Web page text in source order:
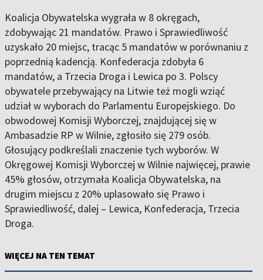
Koalicja Obywatelska wygrała w 8 okręgach,
zdobywając 21 mandatów. Prawo i Sprawiedliwość
uzyskało 20 miejsc, tracąc 5 mandatów w porównaniu z
poprzednią kadencją. Konfederacja zdobyła 6
mandatów, a Trzecia Droga i Lewica po 3. Polscy
obywatele przebywający na Litwie też mogli wziąć
udział w wyborach do Parlamentu Europejskiego. Do
obwodowej Komisji Wyborczej, znajdującej się w
Ambasadzie RP w Wilnie, zgłosiło się 279 osób.
Głosujący podkreślali znaczenie tych wyborów. W
Okręgowej Komisji Wyborczej w Wilnie najwięcej, prawie
45% głosów, otrzymała Koalicja Obywatelska, na
drugim miejscu z 20% uplasowało się Prawo i
Sprawiedliwość, dalej – Lewica, Konfederacja, Trzecia
Droga.
WIĘCEJ NA TEN TEMAT